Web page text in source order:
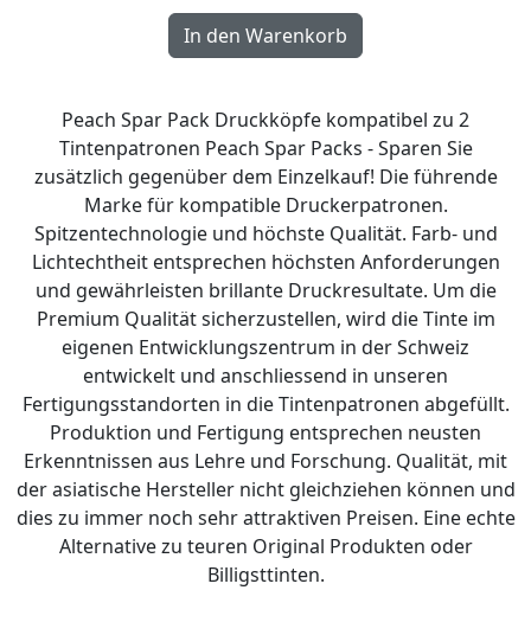
Peach Spar Pack Druckköpfe kompatibel zu 2
Tintenpatronen Peach Spar Packs - Sparen Sie
zusätzlich gegenüber dem Einzelkauf! Die führende
Marke für kompatible Druckerpatronen.
Spitzentechnologie und höchste Qualität. Farb- und
Lichtechtheit entsprechen höchsten Anforderungen
und gewährleisten brillante Druckresultate. Um die
Premium Qualität sicherzustellen, wird die Tinte im
eigenen Entwicklungszentrum in der Schweiz
entwickelt und anschliessend in unseren
Fertigungsstandorten in die Tintenpatronen abgefüllt.
Produktion und Fertigung entsprechen neusten
Erkenntnissen aus Lehre und Forschung. Qualität, mit
der asiatische Hersteller nicht gleichziehen können und
dies zu immer noch sehr attraktiven Preisen. Eine echte
Alternative zu teuren Original Produkten oder
Billigsttinten.